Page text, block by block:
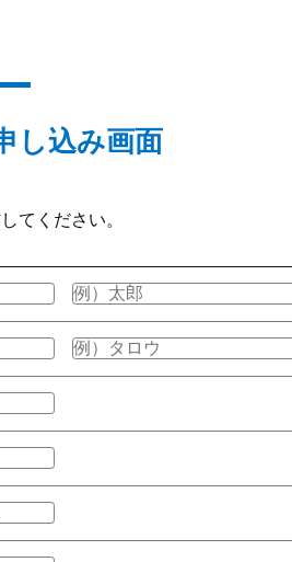
し込み画面
てください。